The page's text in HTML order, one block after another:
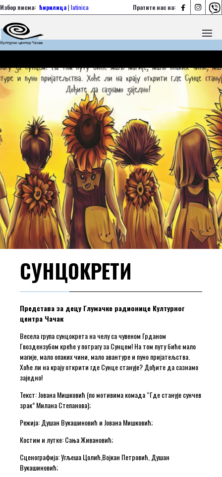
Пратите нас на:   
Избор писма: ћирилица| latinica
СУНЦОКРЕТИ
Представа за децу Глумачке радионице Културног
центра Чачак
Весела група сунцокрета на челу са чувеном Грданом
Гвоздензубом креће у потрагу за Сунцем! На том путу биће мало
магије, мало опаких чини, мало авантуре и пуно пријатељства.
Хоће ли на крају открити где Сунце станује? Дођите да сазнамо
заједно!
Текст: Јована Мишковић (по мотивима комада “Где станује сунчев
зрак” Милана Степанова);
Режија: Душан Вукашиновић и Јована Мишковић;
Костим и лутке: Сања Живановић;
Сценографија: Угљеша Цолић,Војкан Петровић, Душан
Вукашиновић;